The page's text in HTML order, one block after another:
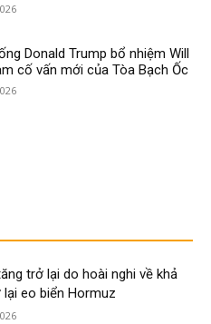
Donald Trump bổ nhiệm Will
cố vấn mới của Tòa Bạch Ốc
trở lại do hoài nghi về khả
lại eo biển Hormuz